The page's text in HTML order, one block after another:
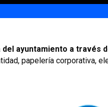
ayuntamiento a través
papelería corporativa,